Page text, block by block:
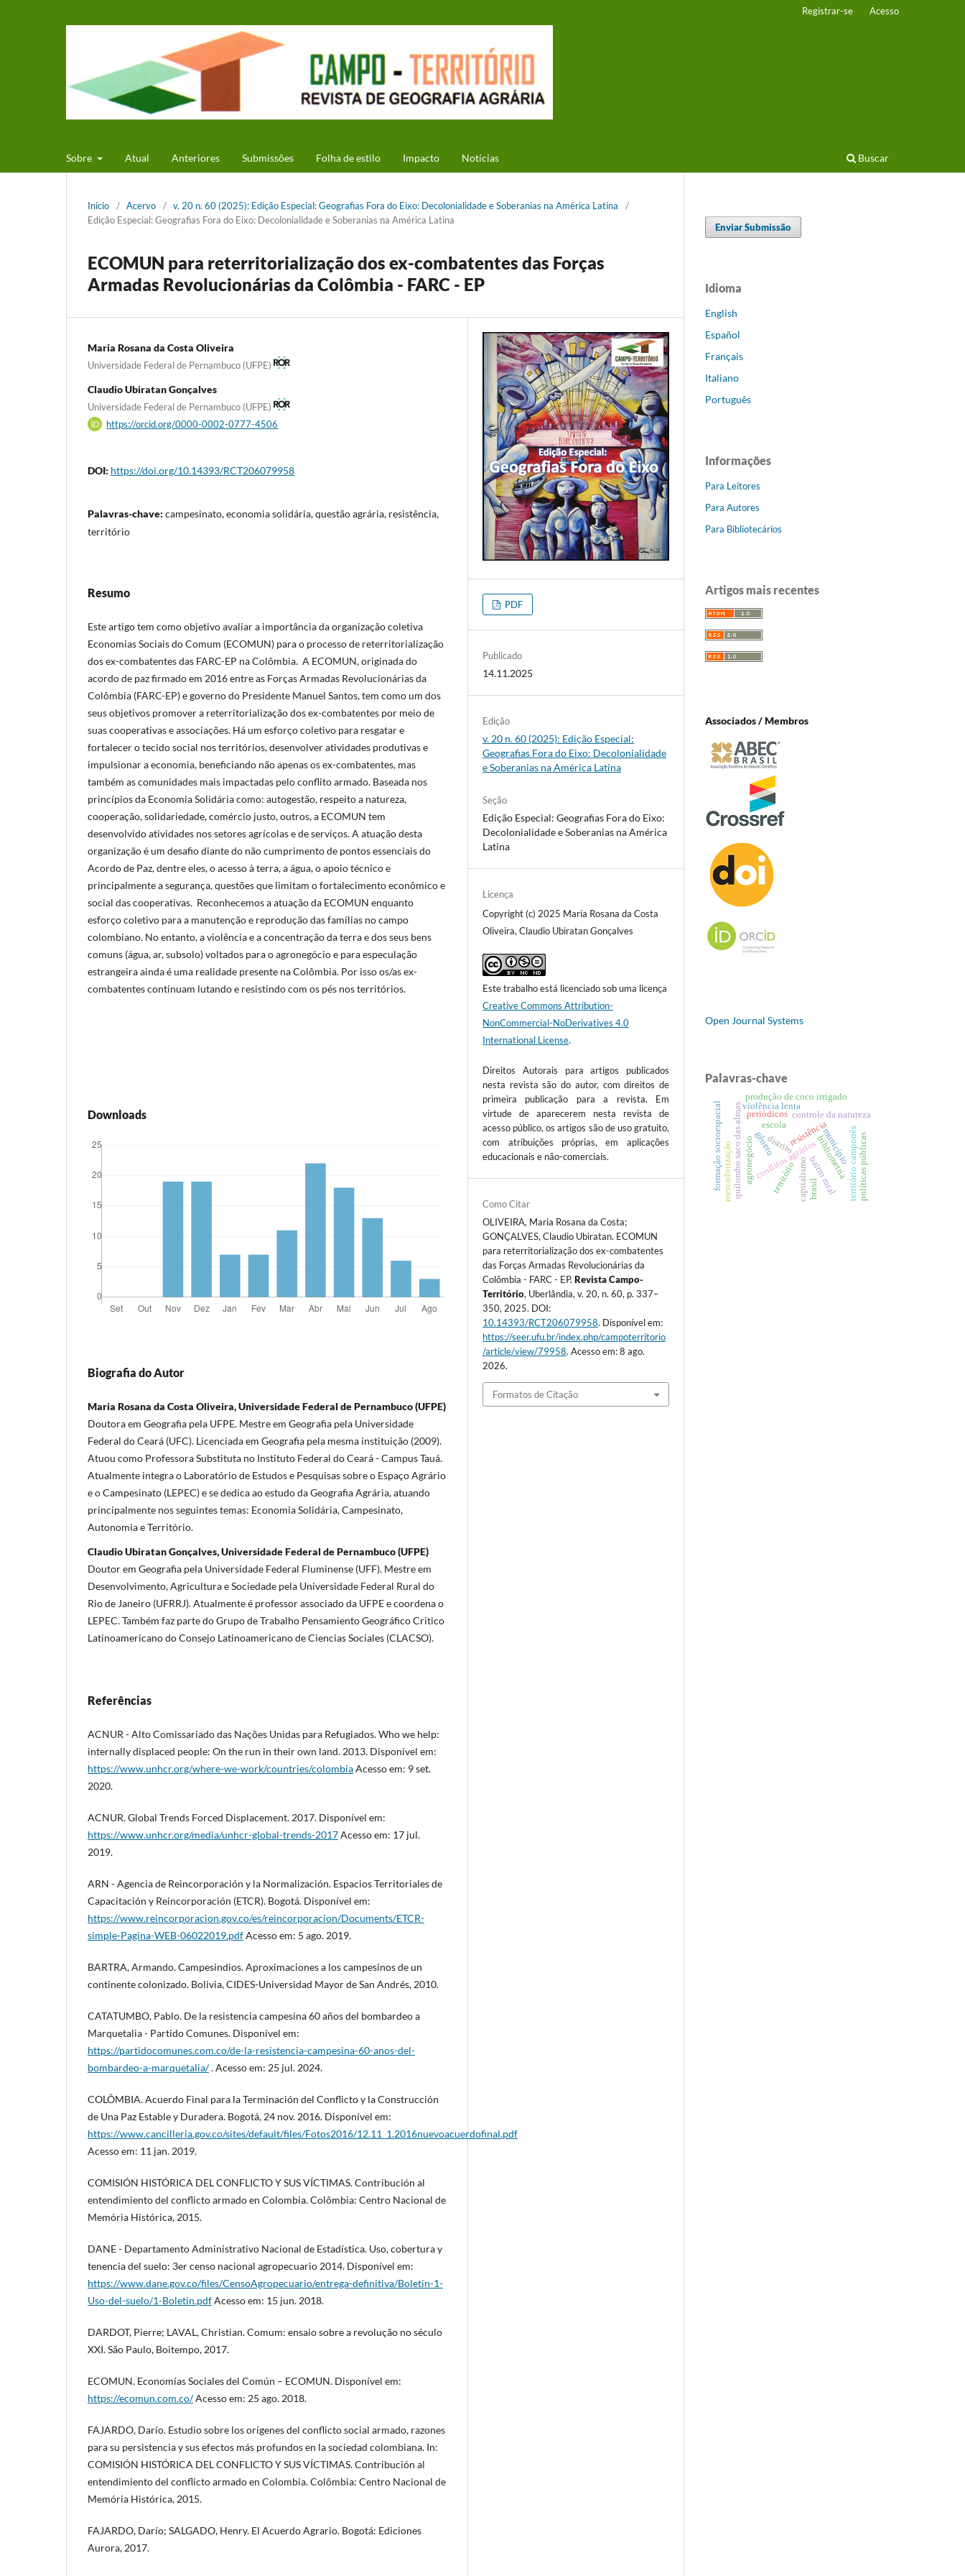
Sobre Atual Anteriores Submissões Folha de estilo Impacto Notícias Buscar
Registrar-se Acesso
Início / Acervo / v. 20 n. 60 (2025): Edição Especial: Geografias Fora do Eixo: Decolonialidade e Soberanias na América Latina
/
Edição Especial: Geografias Fora do Eixo: Decolonialidade e Soberanias na América Latina
ECOMUN para reterritorialização dos ex-combatentes das Forças
Armadas Revolucionárias da Colômbia - FARC - EP
Maria Rosana da Costa Oliveira
Universidade Federal de Pernambuco (UFPE)
Claudio Ubiratan Gonçalves
Universidade Federal de Pernambuco (UFPE)
https://orcid.org/0000-0002-0777-4506
DOI: https://doi.org/10.14393/RCT206079958
Palavras-chave: campesinato, economia solidária, questão agrária, resistência,
território
Resumo
Este artigo tem como objetivo avaliar a importância da organização coletiva
Economias Sociais do Comum (ECOMUN) para o processo de reterritorialização
dos ex-combatentes das FARC-EP na Colômbia. A ECOMUN, originada do
acordo de paz firmado em 2016 entre as Forças Armadas Revolucionárias da
Colômbia (FARC-EP) e governo do Presidente Manuel Santos, tem como um dos
seus objetivos promover a reterritorialização dos ex-combatentes por meio de
suas cooperativas e associações. Há um esforço coletivo para resgatar e
fortalecer o tecido social nos territórios, desenvolver atividades produtivas e
impulsionar a economia, beneficiando não apenas os ex-combatentes, mas
também as comunidades mais impactadas pelo conflito armado. Baseada nos
princípios da Economia Solidária como: autogestão, respeito a natureza,
cooperação, solidariedade, comércio justo, outros, a ECOMUN tem
desenvolvido atividades nos setores agrícolas e de serviços. A atuação desta
organização é um desafio diante do não cumprimento de pontos essenciais do
Acordo de Paz, dentre eles, o acesso à terra, a água, o apoio técnico e
principalmente a segurança, questões que limitam o fortalecimento econômico e
social das cooperativas. Reconhecemos a atuação da ECOMUN enquanto
esforço coletivo para a manutenção e reprodução das famílias no campo
colombiano. No entanto, a violência e a concentração da terra e dos seus bens
comuns (água, ar, subsolo) voltados para o agronegócio e para especulação
estrangeira ainda é uma realidade presente na Colômbia. Por isso os/as ex-
combatentes continuam lutando e resistindo com os pés nos territórios.
Downloads
Biografia do Autor
Maria Rosana da Costa Oliveira, Universidade Federal de Pernambuco (UFPE)
Doutora em Geografia pela UFPE. Mestre em Geografia pela Universidade
Federal do Ceará (UFC). Licenciada em Geografia pela mesma instituição (2009).
Atuou como Professora Substituta no Instituto Federal do Ceará - Campus Tauá.
Atualmente integra o Laboratório de Estudos e Pesquisas sobre o Espaço Agrário
e o Campesinato (LEPEC) e se dedica ao estudo da Geografia Agrária, atuando
principalmente nos seguintes temas: Economia Solidária, Campesinato,
Autonomia e Território.
Claudio Ubiratan Gonçalves, Universidade Federal de Pernambuco (UFPE)
Doutor em Geografia pela Universidade Federal Fluminense (UFF). Mestre em
Desenvolvimento, Agricultura e Sociedade pela Universidade Federal Rural do
Rio de Janeiro (UFRRJ). Atualmente é professor associado da UFPE e coordena o
LEPEC. Também faz parte do Grupo de Trabalho Pensamiento Geográfico Critico
Latinoamericano do Consejo Latinoamericano de Ciencias Sociales (CLACSO).
Referências
ACNUR - Alto Comissariado das Nações Unidas para Refugiados. Who we help:
internally displaced people: On the run in their own land. 2013. Disponível em:
https://www.unhcr.org/where-we-work/countries/colombiaAcesso em: 9 set.
2020.
ACNUR. Global Trends Forced Displacement. 2017. Disponível em:
https://www.unhcr.org/media/unhcr-global-trends-2017Acesso em: 17 jul.
2019.
ARN - Agencia de Reincorporación y la Normalización. Espacios Territoriales de
Capacitación y Reincorporación (ETCR). Bogotá. Disponível em:
https://www.reincorporacion.gov.co/es/reincorporacion/Documents/ETCR-
simple-Pagina-WEB-06022019.pdfAcesso em: 5 ago. 2019.
BARTRA, Armando. Campesindios. Aproximaciones a los campesinos de un
continente colonizado. Bolivia, CIDES-Universidad Mayor de San Andrés, 2010.
CATATUMBO, Pablo. De la resistencia campesina 60 años del bombardeo a
Marquetalia - Partido Comunes. Disponível em:
https://partidocomunes.com.co/de-la-resistencia-campesina-60-anos-del-
bombardeo-a-marquetalia/. Acesso em: 25 jul. 2024.
COLÔMBIA. Acuerdo Final para la Terminación del Conflicto y la Construcción
de Una Paz Estable y Duradera. Bogotá, 24 nov. 2016. Disponível em:
https://www.cancilleria.gov.co/sites/default/files/Fotos2016/12.11_1.2016nuevoacuerdofinal.pdf
Acesso em: 11 jan. 2019.
COMISIÓN HISTÓRICA DEL CONFLICTO Y SUS VÍCTIMAS. Contribución al
entendimiento del conflicto armado en Colombia. Colômbia: Centro Nacional de
Memória Histórica, 2015.
DANE - Departamento Administrativo Nacional de Estadística. Uso, cobertura y
tenencia del suelo: 3er censo nacional agropecuario 2014. Disponível em:
https://www.dane.gov.co/files/CensoAgropecuario/entrega-definitiva/Boletin-1-
Uso-del-suelo/1-Boletin.pdfAcesso em: 15 jun. 2018.
DARDOT, Pierre; LAVAL, Christian. Comum: ensaio sobre a revolução no século
XXI. São Paulo, Boitempo, 2017.
ECOMUN. Economías Sociales del Común – ECOMUN. Disponível em:
https://ecomun.com.co/Acesso em: 25 ago. 2018.
FAJARDO, Darío. Estudio sobre los orígenes del conflicto social armado, razones
para su persistencia y sus efectos más profundos en la sociedad colombiana. In:
COMISIÓN HISTÓRICA DEL CONFLICTO Y SUS VÍCTIMAS. Contribución al
entendimiento del conflicto armado en Colombia. Colômbia: Centro Nacional de
Memória Histórica, 2015.
FAJARDO, Darío; SALGADO, Henry. El Acuerdo Agrario. Bogotá: Ediciones
Aurora, 2017.
PDF
Publicado
14.11.2025
Edição
v. 20 n. 60 (2025): Edição Especial:
Geografias Fora do Eixo: Decolonialidade
e Soberanias na América Latina
Seção
Edição Especial: Geografias Fora do Eixo:
Decolonialidade e Soberanias na América
Latina
Licença
Copyright (c) 2025 Maria Rosana da Costa
Oliveira, Claudio Ubiratan Gonçalves
Este trabalho está licenciado sob uma licença
Creative Commons Attribution-
NonCommercial-NoDerivatives 4.0
International License.
Direitos Autorais para artigos publicados
nesta revista são do autor, com direitos de
primeira publicação para a revista. Em
virtude de aparecerem nesta revista de
acesso público, os artigos são de uso gratuito,
com atribuições próprias, em aplicações
educacionais e não-comerciais.
Como Citar
OLIVEIRA, Maria Rosana da Costa;
GONÇALVES, Claudio Ubiratan. ECOMUN
para reterritorialização dos ex-combatentes
das Forças Armadas Revolucionárias da
Colômbia - FARC - EP.Revista Campo-
Território, Uberlândia, v. 20, n. 60, p. 337–
350, 2025. DOI:
10.14393/RCT206079958. Disponível em:
https://seer.ufu.br/index.php/campoterritorio
/article/view/79958. Acesso em: 8 ago.
2026.
Formatos de Citação
Enviar Submissão
Idioma
English
Español
Français
Italiano
Português
Informações
Para Leitores
Para Autores
Para Bibliotecários
Artigos mais recentes
Associados / Membros
Open Journal Systems
Palavras-chave
município
distrito
bairro rural
escola resistência
conflitos agrários
agronegócio
quilombo saco das almas
mercadorização
controle da natureza
capitalismo território camponês
violência lenta
território
gênero
produção de coco irrigado
bibliometria
periódicos
formação socioespacial políticas públicas
brasil